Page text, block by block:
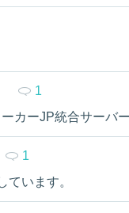
1
カーJP統合サーバ
1
ています。